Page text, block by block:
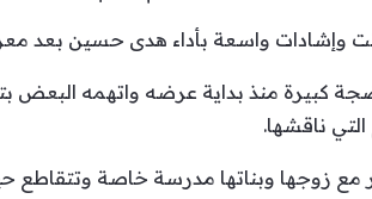
وإشادات واسعة بأداء هدى حسين بعد
كبيرة منذ بداية عرضه واتهمه البعض
ناقشها.
زوجها وبناتها مدرسة خاصة وتتقاطع